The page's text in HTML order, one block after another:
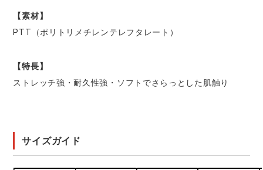
【素材】
PTT（ポリトリメチレンテレフタレート）
【特長】
ストレッチ強・耐久性強・ソフトでさらっとした肌触り
サイズガイド